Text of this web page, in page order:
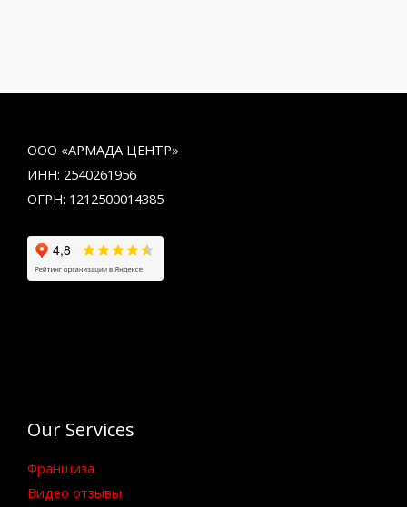
ООО «АРМАДА ЦЕНТР»
ИНН: 2540261956
ОГРН: 1212500014385
Our Services
Франшиза
Видео отзывы